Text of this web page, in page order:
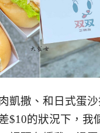
凱撒、和日式蛋
$10的狀況下，我